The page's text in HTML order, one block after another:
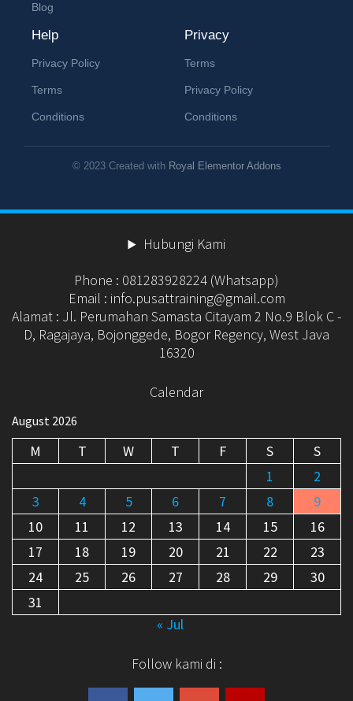
Blog
Help
Privacy Policy
Terms
Conditions
Privacy
Terms
Privacy Policy
Conditions
© 2023 Created with Royal Elementor Addons
Hubungi Kami
Phone : 081283928224 (Whatsapp)
Email : info.pusattraining@gmail.com
Alamat : Jl. Perumahan Samasta Citayam 2 No.9 Blok C -
D, Ragajaya, Bojonggede, Bogor Regency, West Java
16320
Calendar
August 2026
M T W T F S
S
1
2
3
4 5 6 7 8
9
10
11 12 13 14 15
16
17
18 19 20 21 22
23
24
25 26 27 28 29
30
31
« Jul
Follow kami di :